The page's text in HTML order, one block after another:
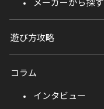
遊び方攻略
コラム
インタビュー